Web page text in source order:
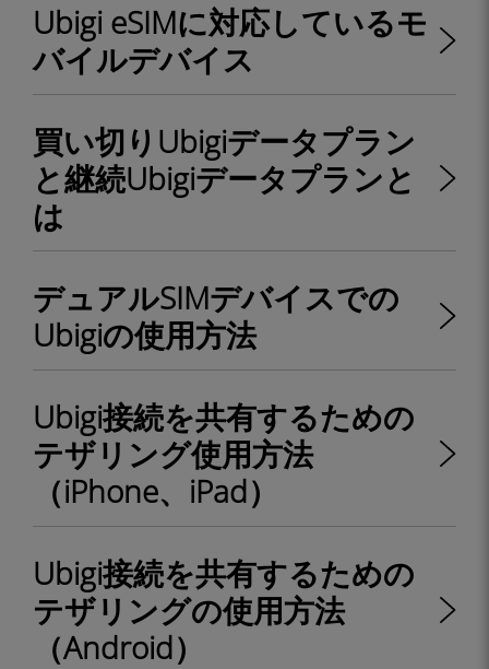
Ubigi eSIMに対応しているモ
バイルデバイス
買い切りUbigiデータプラン
と継続Ubigiデータプランと
は
デュアルSIMデバイスでの
Ubigiの使用方法
Ubigi接続を共有するための
テザリング使用方法
（iPhone、iPad）
Ubigi接続を共有するための
テザリングの使用方法
（Android）